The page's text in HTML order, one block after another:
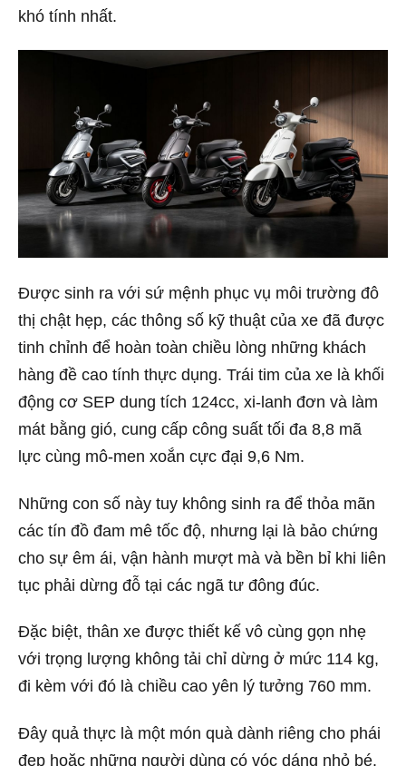
khó tính nhất.
Được sinh ra với sứ mệnh phục vụ môi trường đô
thị chật hẹp, các thông số kỹ thuật của xe đã được
tinh chỉnh để hoàn toàn chiều lòng những khách
hàng đề cao tính thực dụng. Trái tim của xe là khối
động cơ SEP dung tích 124cc, xi-lanh đơn và làm
mát bằng gió, cung cấp công suất tối đa 8,8 mã
lực cùng mô-men xoắn cực đại 9,6 Nm.
Những con số này tuy không sinh ra để thỏa mãn
các tín đồ đam mê tốc độ, nhưng lại là bảo chứng
cho sự êm ái, vận hành mượt mà và bền bỉ khi liên
tục phải dừng đỗ tại các ngã tư đông đúc.
Đặc biệt, thân xe được thiết kế vô cùng gọn nhẹ
với trọng lượng không tải chỉ dừng ở mức 114 kg,
đi kèm với đó là chiều cao yên lý tưởng 760 mm.
Đây quả thực là một món quà dành riêng cho phái
đẹp hoặc những người dùng có vóc dáng nhỏ bé.